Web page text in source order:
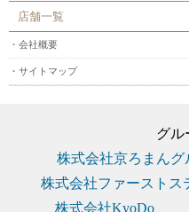
店舗一覧
会社概要
サイトマップ
グル
株式会社京ろまん
株式会社ファーストス
株式会社KyoDo